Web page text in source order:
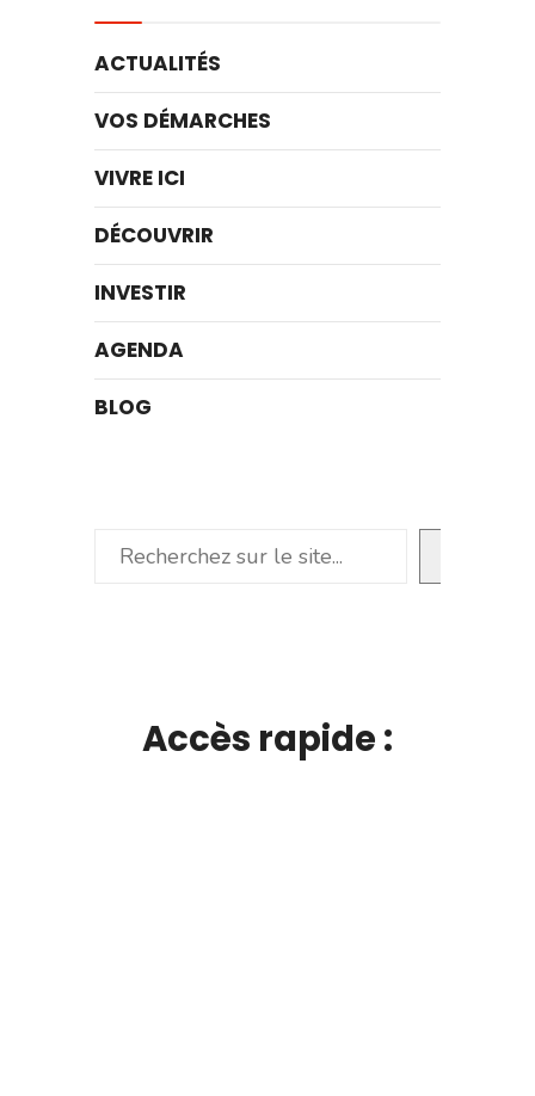
ACTUALITÉS
VOS DÉMARCHES
VIVRE ICI
DÉCOUVRIR
INVESTIR
AGENDA
BLOG
Rechercher
Accès rapide :